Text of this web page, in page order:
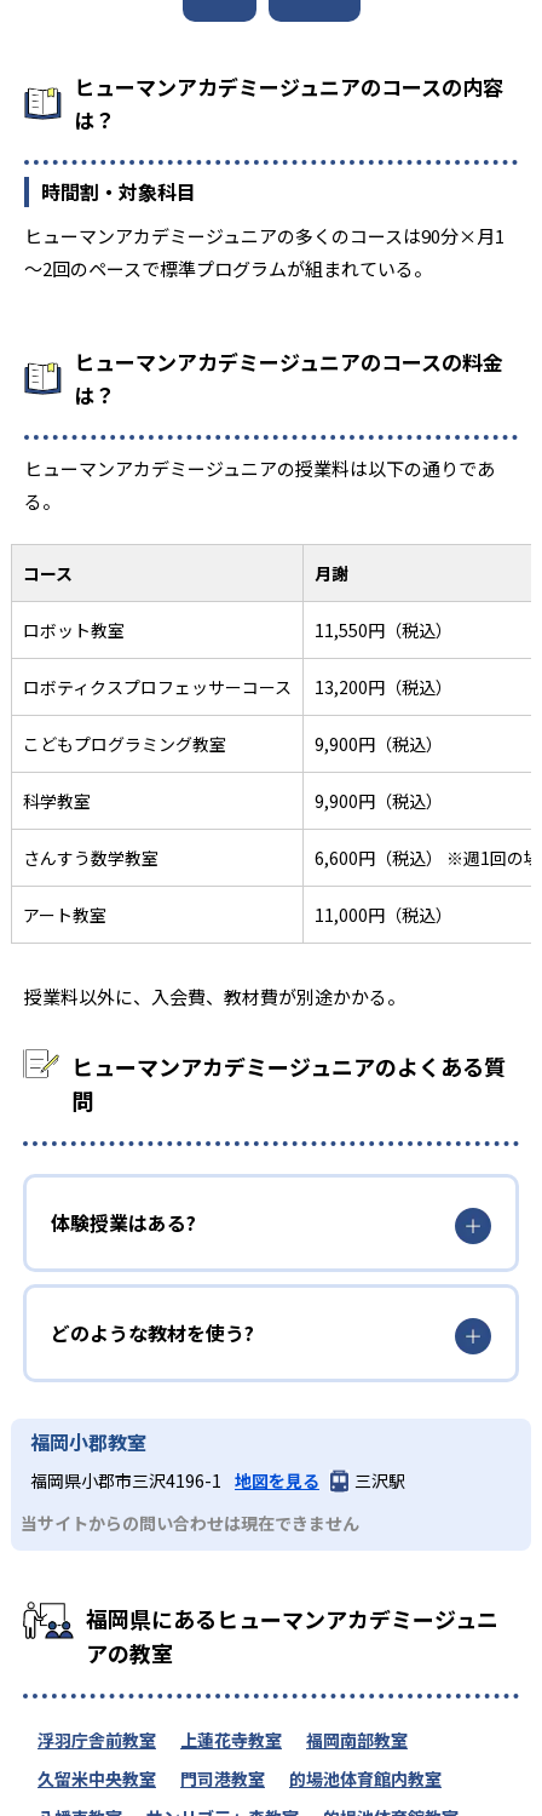
ヒューマンアカデミージュニアのコースの内容
は？
時間割・対象科目
ヒューマンアカデミージュニアの多くのコースは90分×月1
～2回のペースで標準プログラムが組まれている。
ヒューマンアカデミージュニアのコースの料金
は？
ヒューマンアカデミージュニアの授業料は以下の通りであ
る。
コース 月謝
ロボット教室 11,550円（税込）
ロボティクスプロフェッサーコース 13,200円（税込）
こどもプログラミング教室 9,900円（税込）
科学教室 9,900円（税込）
さんすう数学教室 6,600円（税込） ※週1回の
アート教室 11,000円（税込）
授業料以外に、入会費、教材費が別途かかる。
ヒューマンアカデミージュニアのよくある質
問
体験授業はある?
どのような教材を使う?
福岡小郡教室
福岡県小郡市三沢4196-1 地図を見る
三沢駅
当サイトからの問い合わせは現在できません
福岡県にあるヒューマンアカデミージュニ
アの教室
浮羽庁舎前教室 上蓮花寺教室
福岡南部教室
久留米中央教室
門司港教室
的場池体育館内教室